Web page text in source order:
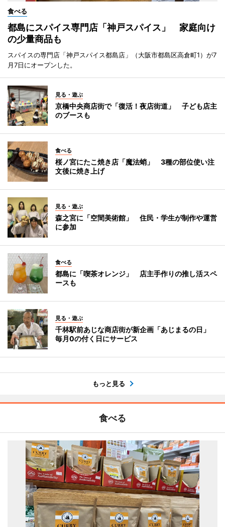
食べる
都島にスパイス専門店「神戸スパイス」 家庭向け
の少量商品も
スパイスの専門店「神戸スパイス都島店」（大阪市都島区高倉町1）が7
月7日にオープンした。
見る・遊ぶ
京橋中央商店街で「復活！夜店街道」 子ども店主
のブースも
食べる
桜ノ宮にたこ焼き店「魔法蛸」 3種の部位使い注
文後に焼き上げ
見る・遊ぶ
森之宮に「空間美術館」 住民・学生が制作や運営
に参加
食べる
都島に「喫茶オレンジ」 店主手作りの推し活スペ
ースも
見る・遊ぶ
千林駅前あじな商店街が新企画「あじまるの日」
毎月0の付く日にサービス
もっと見る
食べる